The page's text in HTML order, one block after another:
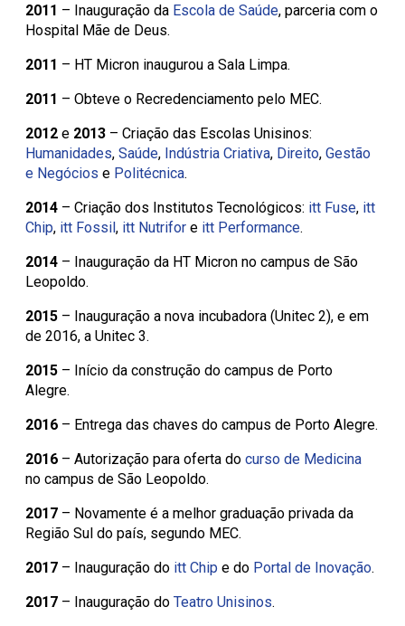
2011 – Inauguração da Escola de Saúde, parceria com o
Hospital Mãe de Deus.
2011 – HT Micron inaugurou a Sala Limpa.
2011 – Obteve o Recredenciamento pelo MEC.
2012 e 2013 – Criação das Escolas Unisinos:
Humanidades, Saúde, Indústria Criativa, Direito, Gestão
e Negócios e Politécnica.
2014 – Criação dos Institutos Tecnológicos: itt Fuse, itt
Chip, itt Fossil, itt Nutrifor e itt Performance.
2014 – Inauguração da HT Micron no campus de São
Leopoldo.
2015 – Inauguração a nova incubadora (Unitec 2), e em
de 2016, a Unitec 3.
2015 – Início da construção do campus de Porto
Alegre.
2016 – Entrega das chaves do campus de Porto Alegre.
2016 – Autorização para oferta do curso de Medicina
no campus de São Leopoldo.
2017 – Novamente é a melhor graduação privada da
Região Sul do país, segundo MEC.
2017 – Inauguração do itt Chip e do Portal de Inovação.
2017 – Inauguração do Teatro Unisinos.